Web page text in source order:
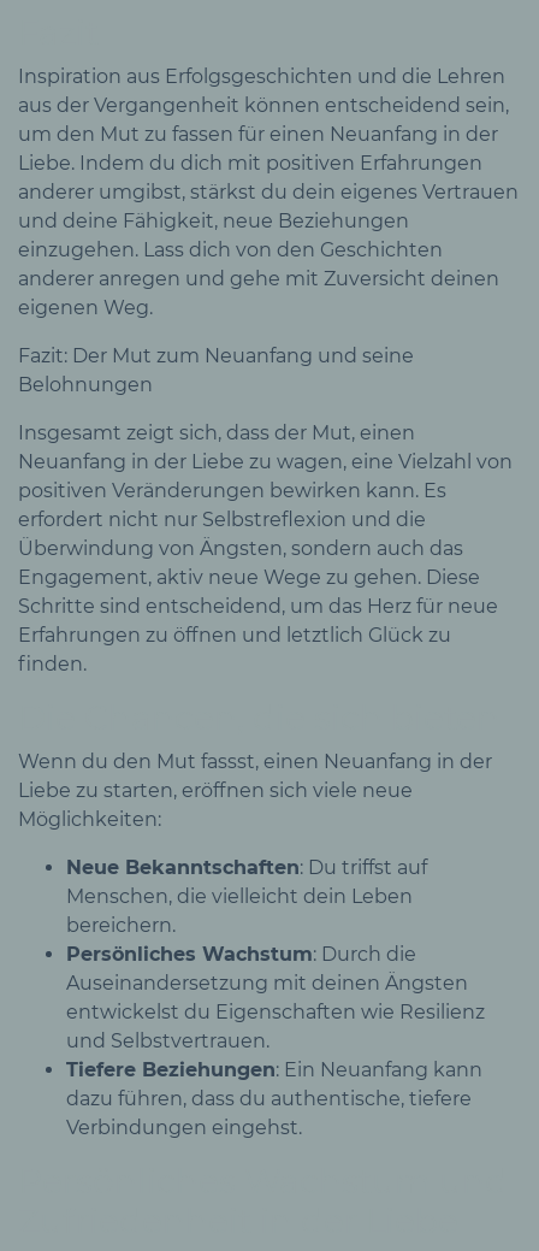
Inspiration aus Erfolgsgeschichten und die Lehren
aus der Vergangenheit können entscheidend sein,
um den Mut zu fassen für einen Neuanfang in der
Liebe. Indem du dich mit positiven Erfahrungen
anderer umgibst, stärkst du dein eigenes Vertrauen
und deine Fähigkeit, neue Beziehungen
einzugehen. Lass dich von den Geschichten
anderer anregen und gehe mit Zuversicht deinen
eigenen Weg.
Fazit: Der Mut zum Neuanfang und seine
Belohnungen
Insgesamt zeigt sich, dass der Mut, einen
Neuanfang in der Liebe zu wagen, eine Vielzahl von
positiven Veränderungen bewirken kann. Es
erfordert nicht nur Selbstreflexion und die
Überwindung von Ängsten, sondern auch das
Engagement, aktiv neue Wege zu gehen. Diese
Schritte sind entscheidend, um das Herz für neue
Erfahrungen zu öffnen und letztlich Glück zu
finden.
Wenn du den Mut fassst, einen Neuanfang in der
Liebe zu starten, eröffnen sich viele neue
Möglichkeiten:
Neue Bekanntschaften: Du triffst auf
Menschen, die vielleicht dein Leben
bereichern.
Persönliches Wachstum: Durch die
Auseinandersetzung mit deinen Ängsten
entwickelst du Eigenschaften wie Resilienz
und Selbstvertrauen.
Tiefere Beziehungen: Ein Neuanfang kann
dazu führen, dass du authentische, tiefere
Verbindungen eingehst.